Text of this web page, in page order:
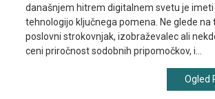
današnjem hitrem digitalnem svetu je imeti
tehnologijo ključnega pomena. Ne glede na
poslovni strokovnjak, izobraževalec ali
ceni priročnost sodobnih pripomočkov, i...
Ogled